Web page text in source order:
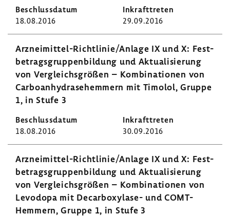
18.08.2016 29.09.2016
Arzneimittel-​Richtlinie/Anlage IX und X: Fest­
be­trags­grup­pen­bil­dung und Aktua­li­sie­rung
von Vergleichs­größen – Kombi­na­tionen von
Carboan­hy­dra­se­hem­mern mit Timolol, Gruppe
1, in Stufe 3
18.08.2016 30.09.2016
Arzneimittel-​Richtlinie/Anlage IX und X: Fest­
be­trags­grup­pen­bil­dung und Aktua­li­sie­rung
von Vergleichs­größen – Kombi­na­tionen von
Levodopa mit Decarboxylase-​ und COMT-​
Hemmern, Gruppe 1, in Stufe 3